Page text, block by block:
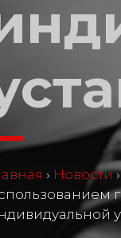
› Новости ›